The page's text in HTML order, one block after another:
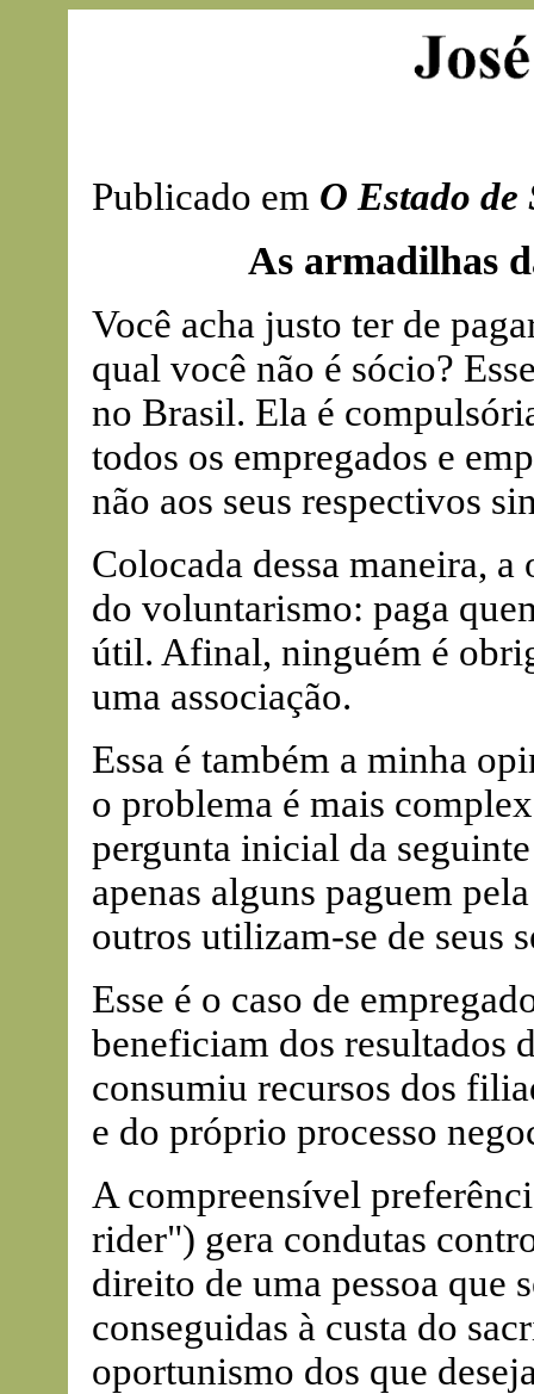
Publicado em O Estado de
As armadilhas
Você acha justo ter de
qual você não é sócio?
no Brasil. Ela é
todos os empregados e
não aos seus respectivos
Colocada dessa maneira,
do voluntarismo: paga
útil. Afinal, ninguém é
uma associação.
Essa é também a minha
o problema é mais
pergunta inicial da
apenas alguns paguem
outros utilizam-se de seus
Esse é o caso de
beneficiam dos resultados
consumiu recursos dos
e do próprio processo
A compreensível
rider") gera condutas
direito de uma pessoa que
conseguidas à custa do
oportunismo dos que